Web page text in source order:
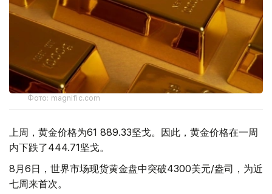
Фото: magnific.com
上周，黄金价格为61 889.33坚戈。因此，黄金价格在一周
内下跌了444.71坚戈。
8月6日，世界市场现货黄金盘中突破4300美元/盎司，为近
七周来首次。